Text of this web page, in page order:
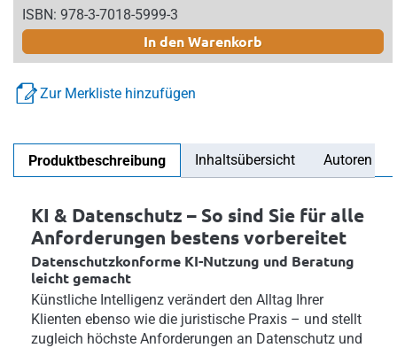
ISBN: 978-3-7018-5999-3
In den Warenkorb
Zur Merkliste hinzufügen
Produktbeschreibung Inhaltsübersicht Autoren
KI & Datenschutz – So sind Sie für alle
Anforderungen bestens vorbereitet
Datenschutzkonforme KI-Nutzung und Beratung
leicht gemacht
Künstliche Intelligenz verändert den Alltag Ihrer
Klienten ebenso wie die juristische Praxis – und stellt
zugleich höchste Anforderungen an Datenschutz und